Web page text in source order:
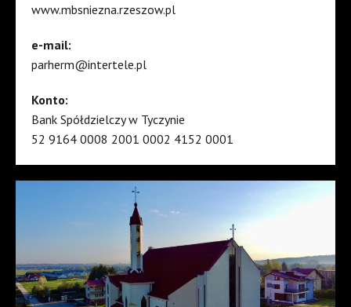
www.mbsniezna.rzeszow.pl
e-mail:
parherm@intertele.pl
Konto:
Bank Spółdzielczy w Tyczynie
52 9164 0008 2001 0002 4152 0001